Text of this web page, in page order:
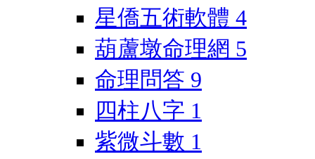
星僑五術軟體 4
葫蘆墩命理網 5
命理問答 9
四柱八字 1
紫微斗數 1